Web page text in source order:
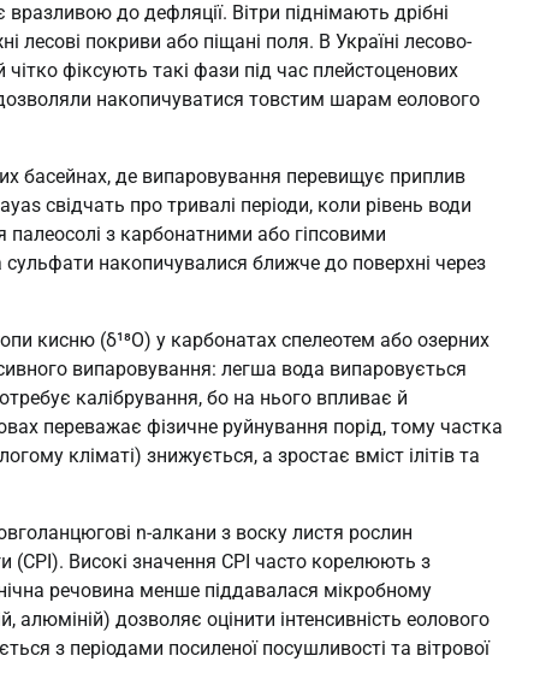
до дефляції. Вітри піднімають дрібні
лесові покриви або піщані поля. В Україні лесово-
фіксують такі фази під час плейстоценових
накопичуватися товстим шарам еолового
басейнах, де випаровування перевищує приплив
свідчать про тривалі періоди, коли рівень води
з карбонатними або гіпсовими
накопичувалися ближче до поверхні через
кисню (δ¹⁸O) у карбонатах спелеотем або озерних
випаровування: легша вода випаровується
калібрування, бо на нього впливає й
переважає фізичне руйнування порід, тому частка
кліматі) знижується, а зростає вміст ілітів та
n-алкани з воску листя рослин
(CPI). Високі значення CPI часто корелюють з
речовина менше піддавалася мікробному
дозволяє оцінити інтенсивність еолового
з періодами посиленої посушливості та вітрової